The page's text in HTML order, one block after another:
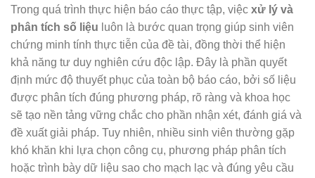
Trong quá trình thực hiện báo cáo thực tập, việc xử lý và
phân tích số liệu luôn là bước quan trọng giúp sinh viên
chứng minh tính thực tiễn của đề tài, đồng thời thể hiện
khả năng tư duy nghiên cứu độc lập. Đây là phần quyết
định mức độ thuyết phục của toàn bộ báo cáo, bởi số liệu
được phân tích đúng phương pháp, rõ ràng và khoa học
sẽ tạo nền tảng vững chắc cho phần nhận xét, đánh giá và
đề xuất giải pháp. Tuy nhiên, nhiều sinh viên thường gặp
khó khăn khi lựa chọn công cụ, phương pháp phân tích
hoặc trình bày dữ liệu sao cho mạch lạc và đúng yêu cầu